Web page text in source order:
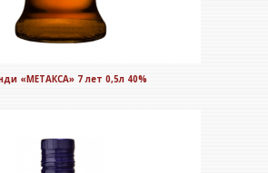
«МЕТАКСА» 7 лет 0,5л 40%